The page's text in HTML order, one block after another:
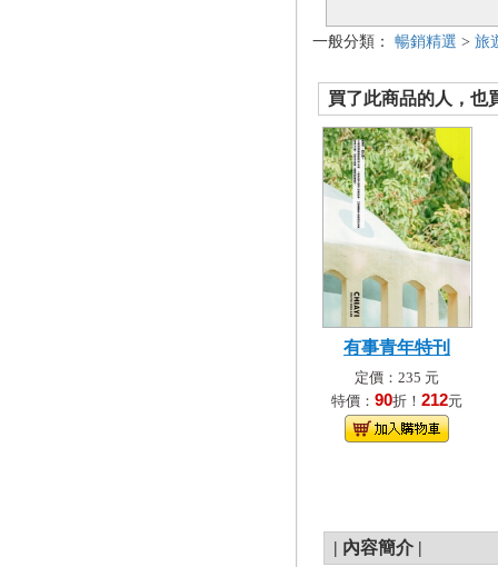
一般分類： 暢銷精選 > 旅
買了此商品的人，也
有事青年特刊
定價：235 元
特價： 90折！ 212元
| 內容簡介 |